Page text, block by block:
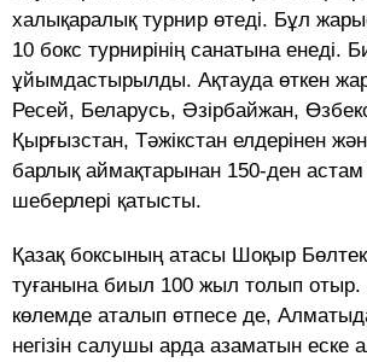
халықаралық турнир өтеді. Бұл жарыс
10 бокс турнирінің санатына енеді.
ұйымдастырылды. Ақтауда өткен
Ресей, Беларусь, Әзірбайжан,
Қырғызстан, Тәжікстан елдерінен
барлық аймақтарынан 150-ден
шеберлері қатысты.
Қазақ боксының атасы Шоқыр
туғанына биыл 100 жыл толып отыр.
көлемде аталып өтпесе де,
негізін салушы арда азаматын еске